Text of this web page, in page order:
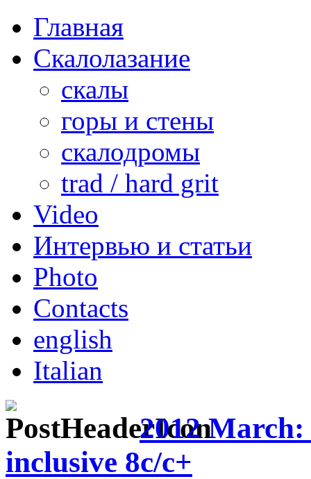
Главная
Скалолазание
скалы
горы и стены
скалодромы
trad / hard grit
Video
Интервью и статьи
Photo
Contacts
english
Italian
2012
inclusive 8c/c+